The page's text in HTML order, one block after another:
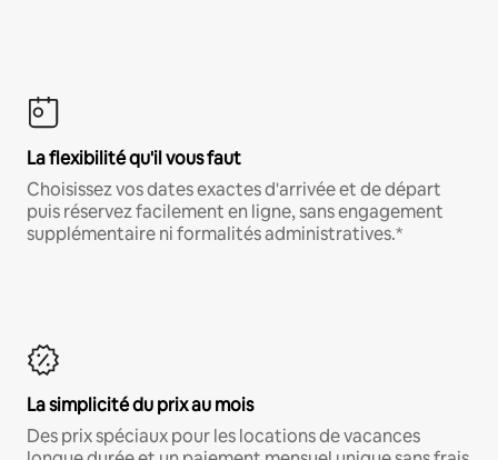
La flexibilité qu'il vous faut
Choisissez vos dates exactes d'arrivée et de départ
puis réservez facilement en ligne, sans engagement
supplémentaire ni formalités administratives.*
La simplicité du prix au mois
Des prix spéciaux pour les locations de vacances